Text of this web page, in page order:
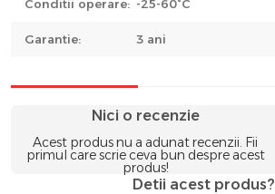
Conditii operare: -25-60°C
Garantie: 3 ani
Nici o recenzie
Acest produs nu a adunat recenzii. Fii
primul care scrie ceva bun despre acest
produs!
Detii acest produs?